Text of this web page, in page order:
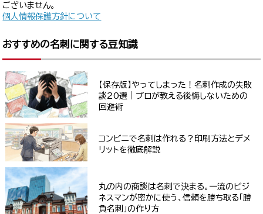
ございません。
個人情報保護方針について
おすすめの名刺に関する豆知識
【保存版】やってしまった！名刺作成の失敗
談20選｜プロが教える後悔しないための
回避術
コンビニで名刺は作れる？印刷方法とデメ
リットを徹底解説
丸の内の商談は名刺で決まる。一流のビジ
ネスマンが密かに使う、信頼を勝ち取る「勝
負名刺」の作り方